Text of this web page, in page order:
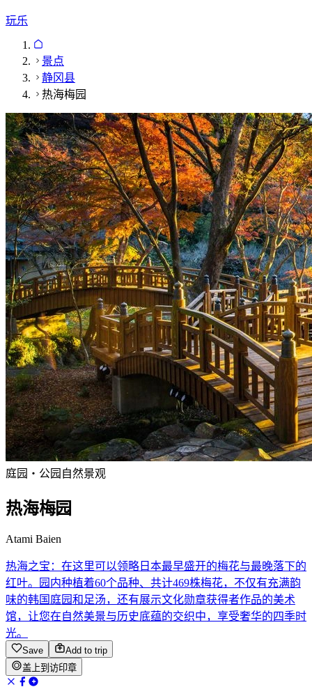
玩乐
景点
静冈县
热海梅园
庭园・公园 自然景观
热海梅园
Atami Baien
热海之宝：在这里可以领略日本最早盛开的梅花与最晚落下的
红叶。园内种植着60个品种、共计469株梅花，不仅有充满韵
味的韩国庭园和足汤，还有展示文化勋章获得者作品的美术
馆，让您在自然美景与历史底蕴的交织中，享受奢华的四季时
光。
Save
Add to trip
盖上到访印章